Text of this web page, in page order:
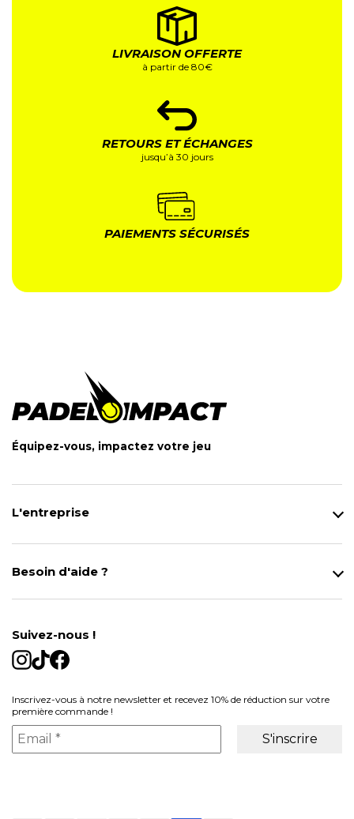
LIVRAISON OFFERTE
à partir de 80€
RETOURS ET ÉCHANGES
jusqu’à 30 jours
PAIEMENTS SÉCURISÉS
Équipez-vous, impactez votre jeu
L'entreprise
Besoin d'aide ?
Contact
Gestion des cookies
Suivez-nous !
Inscrivez-vous à notre newsletter et recevez 10% de réduction sur votre
première commande !